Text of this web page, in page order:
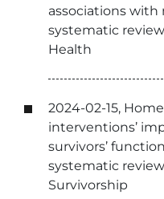
associations with
systematic
Health
2024-02-15,
interventions’
survivors’
systematic
Survivorship